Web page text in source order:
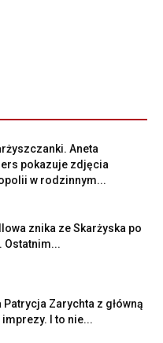
Aneta
pokazuje zdjęcia
w rodzinnym...
znika ze Skarżyska po
Ostatnim...
Zarychta z główną
I to nie...